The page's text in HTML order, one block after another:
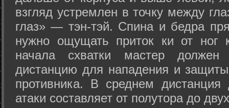
взгляд устремлен в точку между
глаз» — тэн-тэй. Спина и бедра
нужно ощущать приток ки от
начала схватки мастер должен
дистанцию для нападения и
противника. В среднем
атаки составляет от полутора до